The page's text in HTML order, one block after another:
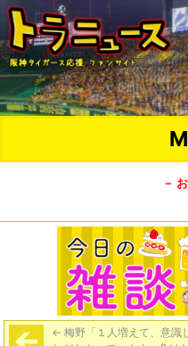
－
← 梅野「１人増えて、意識